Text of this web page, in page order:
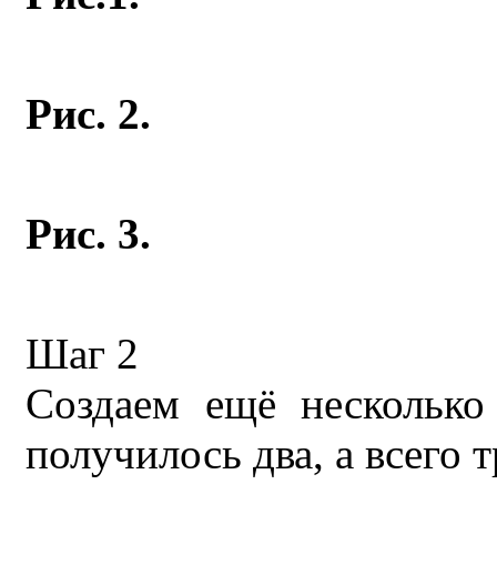
Рис. 2.
Рис. 3.
Шаг 2
Создаем ещё
получилось два, а всего